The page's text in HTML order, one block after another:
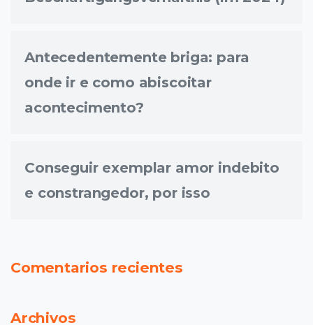
Antecedentemente briga: para
onde ir e como abiscoitar
acontecimento?
Conseguir exemplar amor indebito
e constrangedor, por isso
Comentarios recientes
Archivos